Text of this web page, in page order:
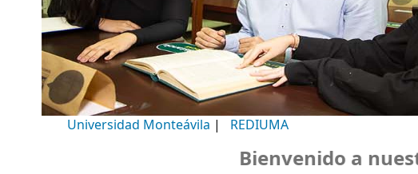
Universidad Monteávila | REDIUMA
Bienvenido a